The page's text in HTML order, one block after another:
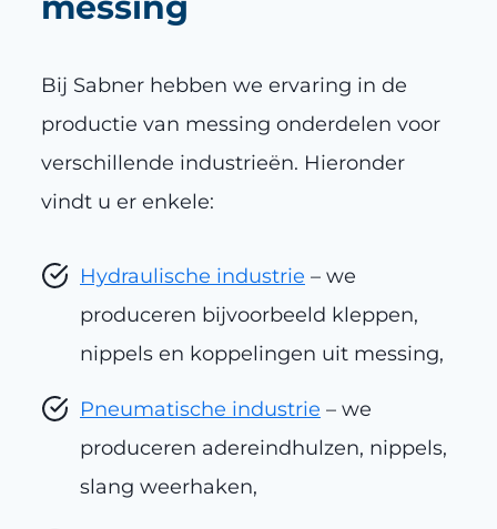
Bij Sabner hebben we ervaring in de
productie van messing onderdelen voor
verschillende industrieën. Hieronder
vindt u er enkele:
Hydraulische industrie – we
produceren bijvoorbeeld kleppen,
nippels en koppelingen uit messing,
Pneumatische industrie – we
produceren adereindhulzen, nippels,
slang weerhaken,